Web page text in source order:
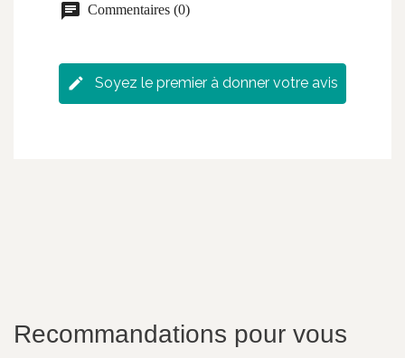
Commentaires (0)
Soyez le premier à donner votre avis
Recommandations pour vous